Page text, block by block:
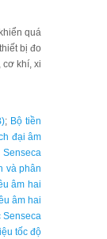
quá
bị đo
cơ khí, xi
; Bộ tiền
đại âm
và phân
âm hai
âm hai
Senseca
tốc độ